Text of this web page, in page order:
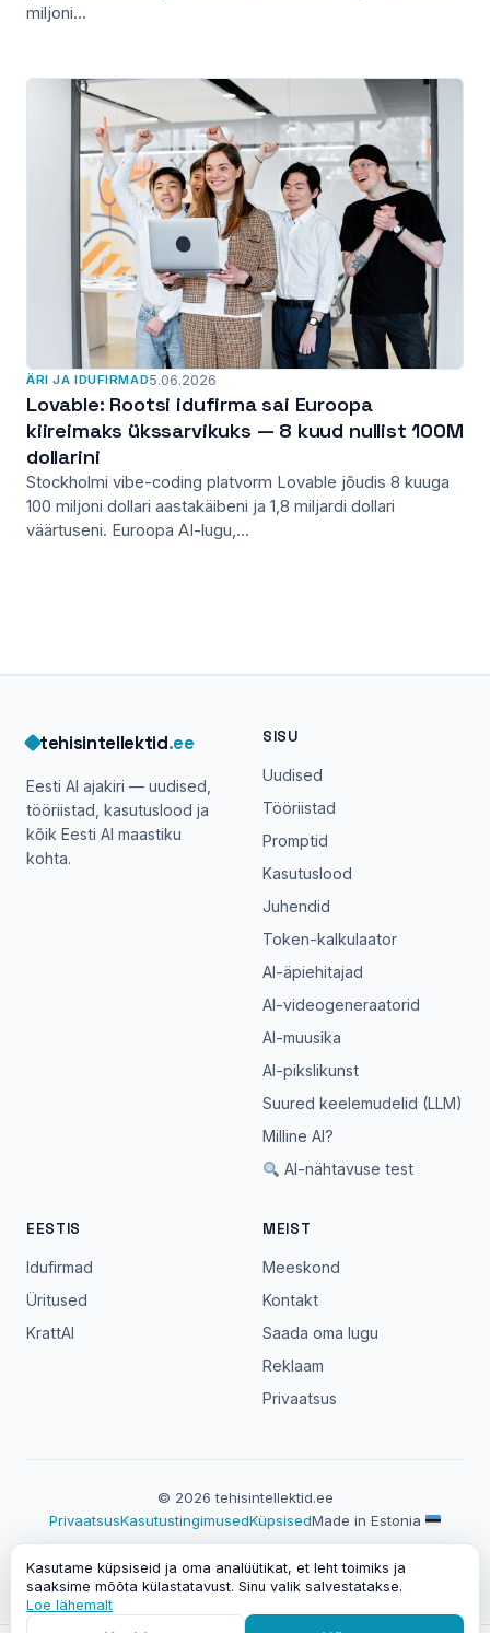
miljoni...
ÄRI JA IDUFIRMAD5.06.2026
Lovable: Rootsi idufirma sai Euroopa
kiireimaks ükssarvikuks — 8 kuud nullist 100M
dollarini
Stockholmi vibe-coding platvorm Lovable jõudis 8 kuuga
100 miljoni dollari aastakäibeni ja 1,8 miljardi dollari
väärtuseni. Euroopa AI-lugu,...
tehisintellektid.ee
Eesti AI ajakiri — uudised,
tööriistad, kasutuslood ja
kõik Eesti AI maastiku
kohta.
SISU
Uudised
Tööriistad
Promptid
Kasutuslood
Juhendid
Token-kalkulaator
AI-äpiehitajad
AI-videogeneraatorid
AI-muusika
AI-pikslikunst
Suured keelemudelid (LLM)
Milline AI?
AI-nähtavuse test
EESTIS
Idufirmad
Üritused
KrattAI
MEIST
Meeskond
Kontakt
Saada oma lugu
Reklaam
Privaatsus
© 2026 tehisintellektid.ee
PrivaatsusKasutustingimusedKüpsisedMade in Estonia
saada vahendustasu — sinu jaoks hind ei muutu.
Kasutame küpsiseid ja oma analüütikat, et leht toimiks ja
saaksime mõõta külastatavust. Sinu valik salvestatakse.
Loe lähemalt